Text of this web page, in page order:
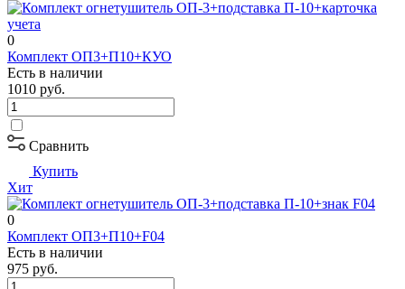
0
Комплект ОП3+П10+КУО
Есть в наличии
1010 руб.
Сравнить
Купить
Хит
0
Комплект ОП3+П10+F04
Есть в наличии
975 руб.